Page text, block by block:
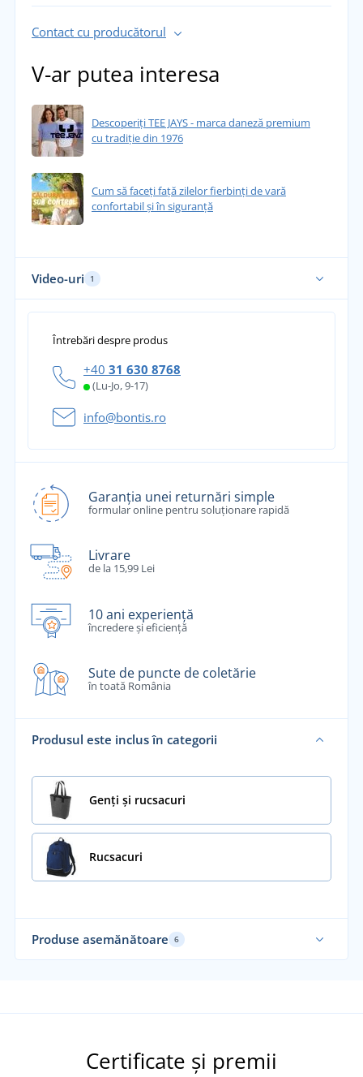
Contact cu producătorul
V-ar putea interesa
Descoperiți TEE JAYS - marca daneză premium
cu tradiție din 1976
Cum să faceți față zilelor fierbinți de vară
confortabil și în siguranță
Video-uri 1
Întrebări despre produs
+40 31 630 8768
(Lu-Jo, 9-17)
info@bontis.ro
Garanția unei returnări simple
formular online pentru soluționare rapidă
Livrare
de la 15,99 Lei
10 ani experiență
încredere și eficiență
Sute de puncte de coletărie
în toată România
Produsul este inclus în categorii
Genți și rucsacuri
Rucsacuri
Produse asemănătoare 6
Certificate și premii